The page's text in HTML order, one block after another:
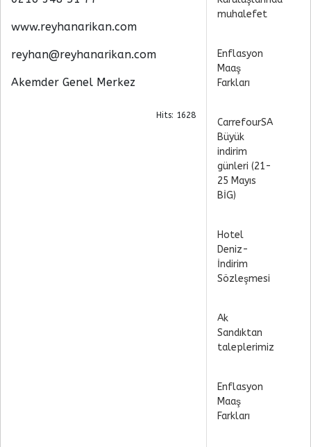
www.reyhanarikan.com
reyhan@reyhanarikan.com
Akemder Genel Merkez
Hits: 1628
muhalefet
Enflasyon
Maaş
Farkları
CarrefourSA
Büyük
indirim
günleri (21-
25 Mayıs
BİG)
Hotel
Deniz-
İndirim
Sözleşmesi
Ak
Sandıktan
taleplerimiz
Enflasyon
Maaş
Farkları